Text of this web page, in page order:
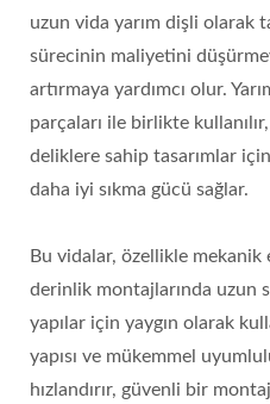
uzun vida yarım dişli olarak
sürecinin maliyetini
artırmaya yardımcı olur.
parçaları ile birlikte
deliklere sahip tasarımlar
daha iyi sıkma gücü sağlar.
Bu vidalar, özellikle mekanik
derinlik montajlarında uzun
yapılar için yaygın olarak
yapısı ve mükemmel
hızlandırır, güvenli bir